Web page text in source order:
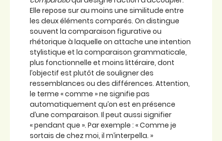
Elle repose sur au moins une similitude entre
les deux éléments comparés. On distingue
souvent la comparaison figurative ou
rhétorique à laquelle on attache une intention
stylistique et la comparaison grammaticale,
plus fonctionnelle et moins littéraire, dont
l’objectif est plutôt de souligner des
ressemblances ou des différences. Attention,
le terme « comme » ne signifie pas
automatiquement qu’on est en présence
d’une comparaison. Il peut aussi signifier
« pendant que ». Par exemple : « Comme je
sortais de chez moi, il m’interpella. »